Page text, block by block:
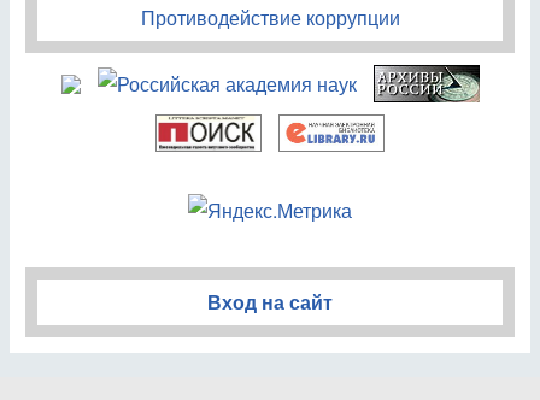
Противодействие коррупции
Вход на сайт